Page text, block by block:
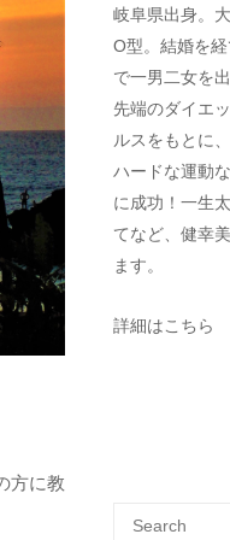
方に教
岐阜県出身。
O型。結婚を
で一男二女を
先端のダイエ
ルスをもとに
ハードな運動
に成功！一生
てなど、健幸
ます。
詳細はこちら